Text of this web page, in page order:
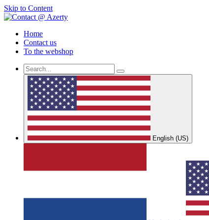
Skip to Content
Home
Contact us
To the webshop
English (US)